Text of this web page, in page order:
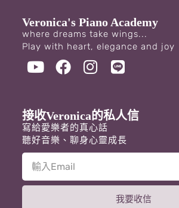
Veronica's Piano Academy
where dreams take wings...
Play with heart, elegance and joy
接收Veronica的私人信
寫給愛樂者的真心話
聽好音樂、聊身心靈成長
我要收信